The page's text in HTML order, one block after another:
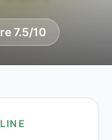
7.5/10